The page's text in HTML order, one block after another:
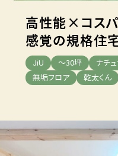
高性能×コス
感覚の規格住
JiU ～30坪 ナチ
無垢フロア
乾太くん